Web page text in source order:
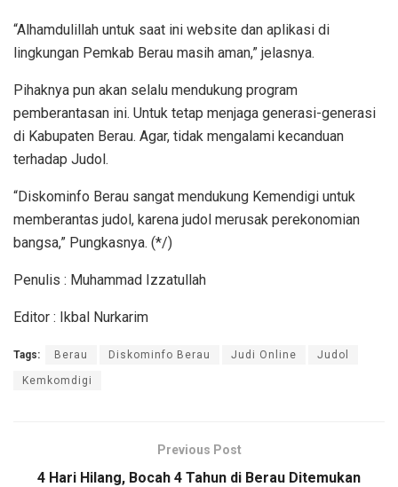
“Alhamdulillah untuk saat ini website dan aplikasi di
lingkungan Pemkab Berau masih aman,” jelasnya.
Pihaknya pun akan selalu mendukung program
pemberantasan ini. Untuk tetap menjaga generasi-generasi
di Kabupaten Berau. Agar, tidak mengalami kecanduan
terhadap Judol.
“Diskominfo Berau sangat mendukung Kemendigi untuk
memberantas judol, karena judol merusak perekonomian
bangsa,” Pungkasnya. (*/)
Penulis : Muhammad Izzatullah
Editor : Ikbal Nurkarim
Tags: Berau Diskominfo Berau Judi Online Judol
Kemkomdigi
Previous Post
4 Hari Hilang, Bocah 4 Tahun di Berau Ditemukan